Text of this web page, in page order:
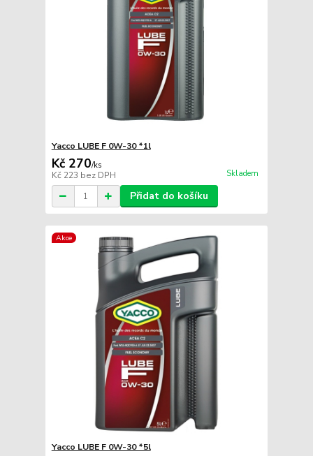
Yacco LUBE F 0W-30 *1l
Kč 270/ks
Kč 223 bez DPH Skladem
Přidat do košíku
Akce
Yacco LUBE F 0W-30 *5l